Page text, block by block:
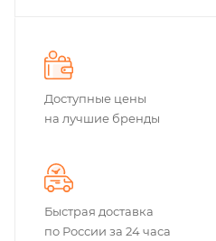
Доступные цены
на лучшие бренды
Быстрая доставка
по России за 24 часа